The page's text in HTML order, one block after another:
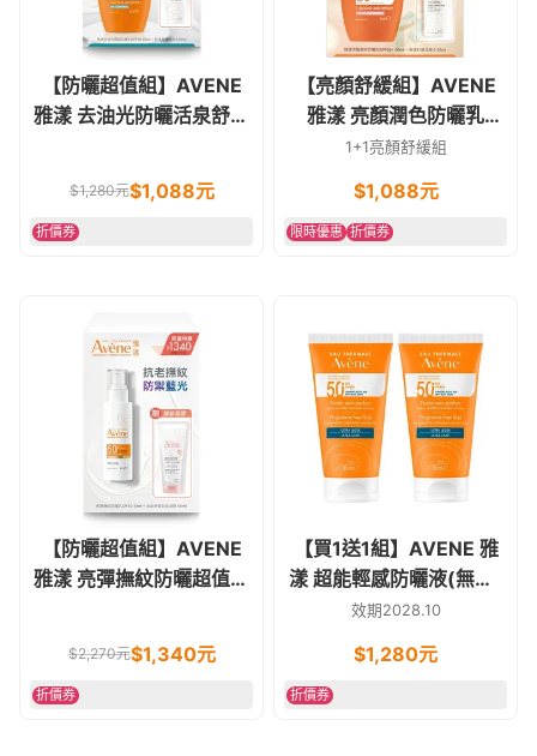
【防曬超值組】AVENE
雅漾 去油光防曬活泉舒緩
50ml)
$1,280元$1,088元
折價券
【亮顏舒緩組】AVENE
雅漾 亮顏潤色防曬乳
SPF50+ 50ml / 舒護活泉
1+1亮顏舒緩組
$1,088元
限時優惠 折價券
【防曬超值組】AVENE
雅漾 亮彈撫紋防曬超值特
妝凝膠 100ml)
$2,270元$1,340元
折價券
【買1送1組】AVENE 雅
漾 超能輕感防曬液(無香)
SPF50+ 50ml
效期2028.10
$1,280元
折價券